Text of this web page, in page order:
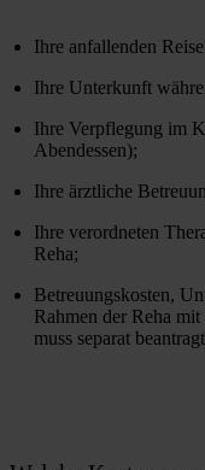
Ihre anfallenden
Ihre Unterkunft
Ihre Verpflegung im
Abendessen);
Ihre ärztliche
Ihre verordneten
Reha;
Betreuungskosten,
Rahmen der Reha
muss separat